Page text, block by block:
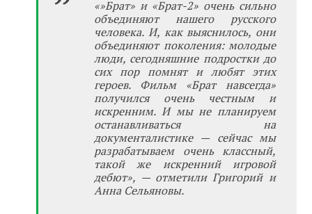
«»Брат» и «Брат-2» очень сильно
объединяют нашего русского
человека. И, как выяснилось, они
объединяют поколения: молодые
люди, сегодняшние подростки до
сих пор помнят и любят этих
героев. Фильм «Брат навсегда»
получился очень честным и
искренним. И мы не планируем
останавливаться на
документалистике — сейчас мы
разрабатываем очень классный,
такой же искренний игровой
дебют», — отметили Григорий и
Анна Сельяновы.